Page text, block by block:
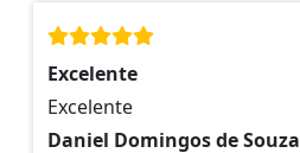
Excelente
Excelente
Daniel Domingos de Souza